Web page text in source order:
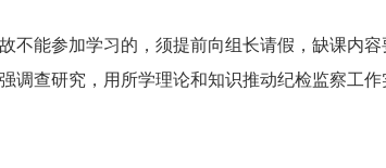
不能参加学习的，须提前向组长请假，缺课内容
调查研究，用所学理论和知识推动纪检监察工作